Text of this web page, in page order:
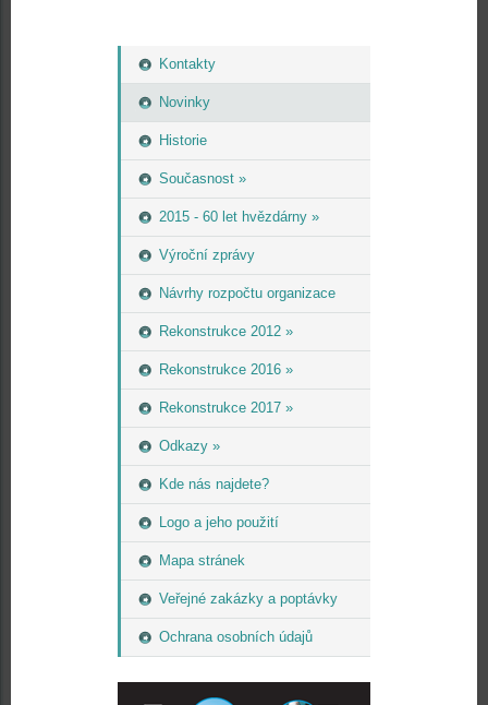
Kontakty
Novinky
Historie
Současnost »
2015 - 60 let hvězdárny »
Výroční zprávy
Návrhy rozpočtu organizace
Rekonstrukce 2012 »
Rekonstrukce 2016 »
Rekonstrukce 2017 »
Odkazy »
Kde nás najdete?
Logo a jeho použití
Mapa stránek
Veřejné zakázky a poptávky
Ochrana osobních údajů